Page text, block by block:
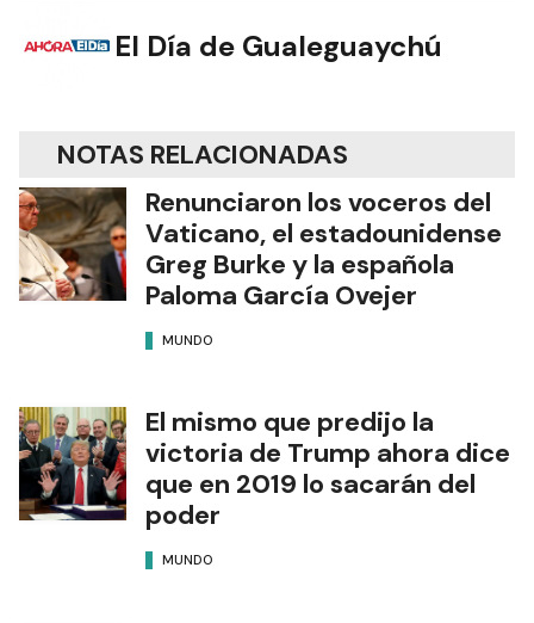
El Día de Gualeguaychú
NOTAS RELACIONADAS
Renunciaron los voceros del
Vaticano, el estadounidense
Greg Burke y la española
Paloma García Ovejer
MUNDO
El mismo que predijo la
victoria de Trump ahora dice
que en 2019 lo sacarán del
poder
MUNDO